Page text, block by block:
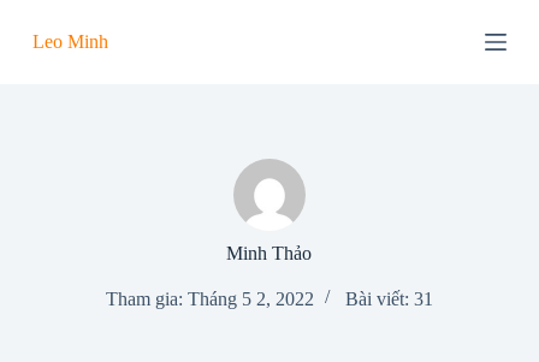
hLeo Minh
Minh Thảo
Tham gia: Tháng 5 2, 2022 Bài viết: 31